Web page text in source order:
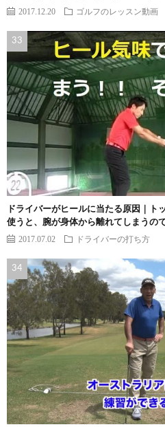
2017.12.20 ゴルフのレッスン動画
ドライバーがヒールに当たる原因｜ト
使うと、腕が身体から離れてしまうの
2017.07.02 ドライバーの打ち方